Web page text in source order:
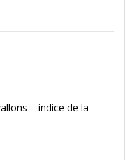
– indice de la